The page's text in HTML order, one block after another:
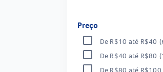
Preço
De R$10 até R$40
De R$40 até R$80
De R$80 até R$100